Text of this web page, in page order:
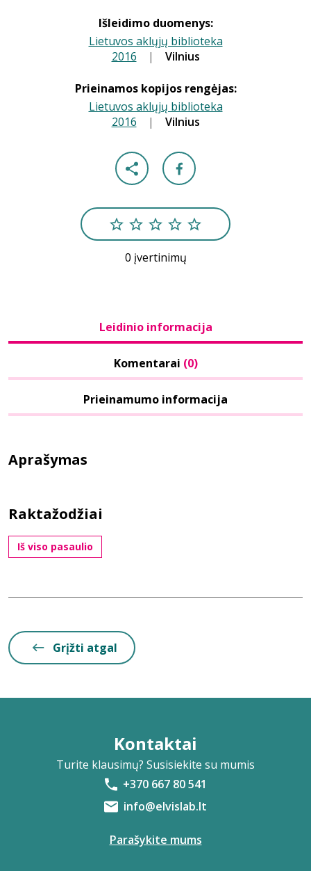
Išleidimo duomenys:
Lietuvos aklųjų biblioteka
2016 | Vilnius
Prieinamos kopijos rengėjas:
Lietuvos aklųjų biblioteka
2016 | Vilnius
0 įvertinimų
Leidinio informacija
Komentarai (0)
Prieinamumo informacija
Aprašymas
Raktažodžiai
Iš viso pasaulio
Grįžti atgal
Kontaktai
Turite klausimų? Susisiekite su mumis
+370 667 80 541
info@elvislab.lt
Parašykite mums